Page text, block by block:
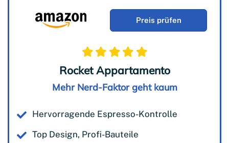
Rocket Appartamento
Mehr Nerd-Faktor geht kaum
Hervorragende Espresso-Kontrolle
Top Design, Profi-Bauteile
Preis prüfen